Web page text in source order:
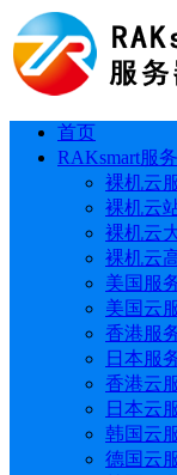
首页
RAKsmart服
裸机云
裸机云
裸机云
裸机云
美国服
美国云
香港服
日本服
香港云
日本云
韩国云
德国云